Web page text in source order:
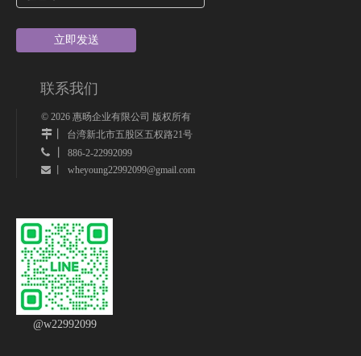
立即发送
联系我们
© 2026 惠旸企业有限公司 版权所有
丨 台湾新北市五股区五权路21号
 丨 886-2-22992099
 丨 wheyoung22992099@gmail.com
@w22992099